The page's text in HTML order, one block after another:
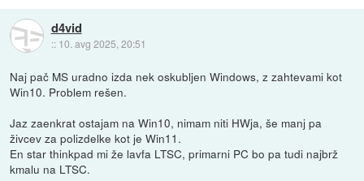
d4vid
:: 10. avg 2025, 20:51
Naj pač MS uradno izda nek oskubljen Windows, z zahtevami kot
Win10. Problem rešen.
Jaz zaenkrat ostajam na Win10, nimam niti HWja, še manj pa
živcev za polizdelke kot je Win11.
En star thinkpad mi že lavfa LTSC, primarni PC bo pa tudi najbrž
kmalu na LTSC.